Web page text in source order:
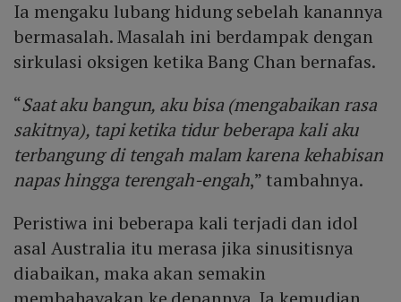
Ia mengaku lubang hidung sebelah kanannya
bermasalah. Masalah ini berdampak dengan
sirkulasi oksigen ketika Bang Chan bernafas.
“Saat aku bangun, aku bisa (mengabaikan rasa
sakitnya), tapi ketika tidur beberapa kali aku
terbangung di tengah malam karena kehabisan
napas hingga terengah-engah,” tambahnya.
Peristiwa ini beberapa kali terjadi dan idol
asal Australia itu merasa jika sinusitisnya
diabaikan, maka akan semakin